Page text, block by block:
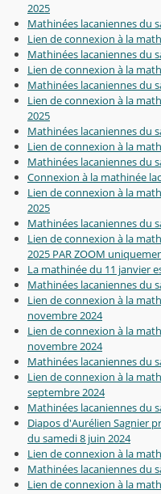
2025
Mathinées lacaniennes du
Lien de connexion à la
Mathinées lacaniennes du
Lien de connexion à la
Mathinées lacaniennes du
Lien de connexion à la
2025
Mathinées lacaniennes du
Lien de connexion à la
Mathinées lacaniennes du
Connexion à la mathinée
Lien de connexion à la
2025
Mathinées lacaniennes du
Lien de connexion à la
2025 PAR ZOOM
La mathinée du 11 janvier
Mathinées lacaniennes du
Lien de connexion à la
novembre 2024
Lien de connexion à la
novembre 2024
Mathinées lacaniennes du
Lien de connexion à la
septembre 2024
Mathinées lacaniennes du
Diapos d'Aurélien Sagnier
du samedi 8 juin 2024
Lien de connexion à la
Mathinées lacaniennes du
Lien de connexion à la